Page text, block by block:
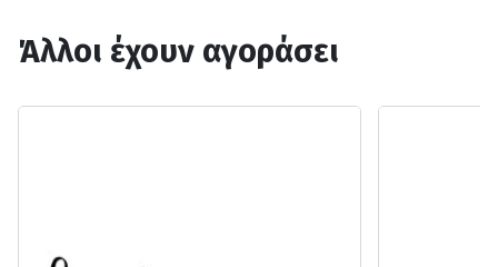
Άλλοι έχουν αγοράσει